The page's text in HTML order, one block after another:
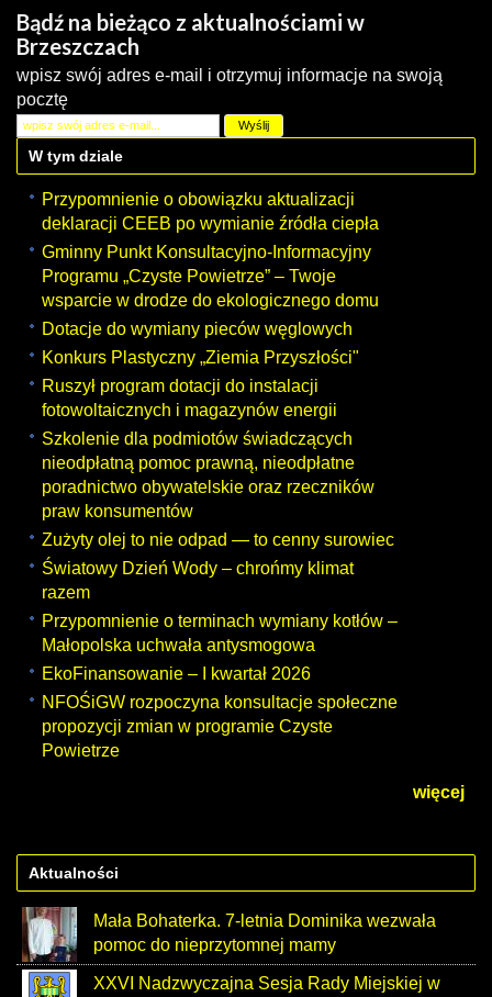
Bądź na bieżąco z aktualnościami w
Brzeszczach
wpisz swój adres e-mail i otrzymuj informacje na swoją
pocztę
W tym dziale
Przypomnienie o obowiązku aktualizacji
deklaracji CEEB po wymianie źródła ciepła
Gminny Punkt Konsultacyjno-Informacyjny
Programu „Czyste Powietrze” – Twoje
wsparcie w drodze do ekologicznego domu
Dotacje do wymiany pieców węglowych
Konkurs Plastyczny „Ziemia Przyszłości"
Ruszył program dotacji do instalacji
fotowoltaicznych i magazynów energii
Szkolenie dla podmiotów świadczących
nieodpłatną pomoc prawną, nieodpłatne
poradnictwo obywatelskie oraz rzeczników
praw konsumentów
Zużyty olej to nie odpad — to cenny surowiec
Światowy Dzień Wody – chrońmy klimat
razem
Przypomnienie o terminach wymiany kotłów –
Małopolska uchwała antysmogowa
EkoFinansowanie – I kwartał 2026
NFOŚiGW rozpoczyna konsultacje społeczne
propozycji zmian w programie Czyste
Powietrze
więcej
Aktualności
Mała Bohaterka. 7-letnia Dominika wezwała
pomoc do nieprzytomnej mamy
XXVI Nadzwyczajna Sesja Rady Miejskiej w